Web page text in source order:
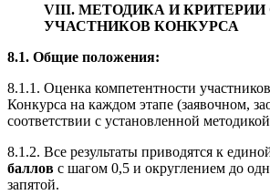
VIII. МЕТОДИКА И
УЧАСТНИКОВ КОНКУРСА
8.1. Общие положения:
8.1.1. Оценка компетентности
Конкурса на каждом этапе (заявочном,
соответствии с установленной
8.1.2. Все результаты приводятся к
баллов с шагом 0,5 и округлением до
запятой.